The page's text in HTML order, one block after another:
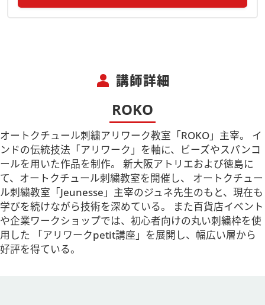
person 講師詳細
ROKO
オートクチュール刺繍アリワーク教室「ROKO」主宰。 イ
ンドの伝統技法「アリワーク」を軸に、ビーズやスパンコ
ールを用いた作品を制作。 新大阪アトリエおよび徳島に
て、オートクチュール刺繍教室を開催し、 オートクチュー
ル刺繍教室「Jeunesse」主宰のジュネ先生のもと、現在も
学びを続けながら技術を深めている。 また百貨店イベント
や企業ワークショップでは、初心者向けの丸い刺繍枠を使
用した 「アリワークpetit講座」を展開し、幅広い層から
好評を得ている。